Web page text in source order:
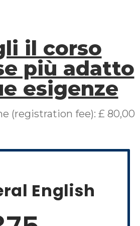
il corso
più adatto
esigenze
(registration fee): £ 80,00
English